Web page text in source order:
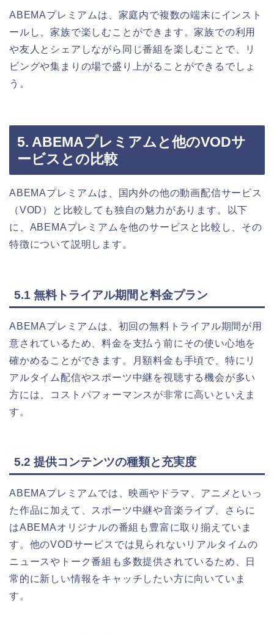
ABEMAプレミアムは、家庭内で複数の端末にインスト
ールし、家族で楽しむことができます。家族での利用
や友人とシェアしながら同じ番組を楽しむことで、リ
ビングや集まりの場で盛り上がることができるでしょ
う。
5. ABEMAプレミアムと他のVODサ
ービスとの比較
ABEMAプレミアムは、国内外の他の動画配信サービス
（VOD）と比較しても独自の魅力があります。以下
に、ABEMAプレミアムを他のサービスと比較し、その
特徴について説明します。
5.1 無料トライアル期間と料金プラン
ABEMAプレミアムは、初回の無料トライアル期間が用
意されているため、料金を支払う前にその使い心地を
確かめることができます。月額料金も手頃で、特にリ
アルタイム配信やスポーツ中継を視聴する機会が多い
方には、コストパフォーマンスが非常に高いといえま
す。
5.2 提供コンテンツの種類と充実度
ABEMAプレミアムでは、映画やドラマ、アニメといっ
た作品に加えて、スポーツ中継や音楽ライブ、さらに
はABEMAオリジナルの番組も豊富に取り揃えていま
す。他のVODサービスでは見られないリアルタイムの
ニュースやトーク番組も多数提供されているため、日
常的に新しい情報をキャッチしたい方に向いていま
す。